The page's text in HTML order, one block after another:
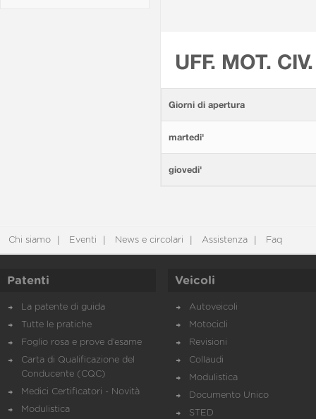
UFF. MOT.
Giorni di apertura
martedi'
giovedi'
Chi siamo Eventi News e circolari Assistenza Faq
Patenti
La patente di guida
Tutte le pratiche
Foglio rosa e prove d’esame
Carta di Qualificazione del
Conducente (CQC)
Medici Certificatori - Novità
Modulistica
Veicoli
Autoveicoli
Motocicli
Revisioni
Collaudi
Modulistica
Documento Unico
STED